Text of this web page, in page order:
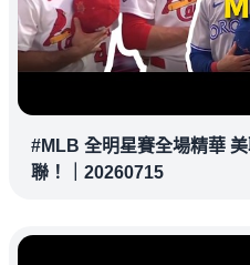
#MLB 全明星賽全場精華
聯！｜20260715